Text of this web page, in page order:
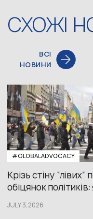
СХОЖІ
ВСІ
НОВИНИ
#GLOBALADVOCACY
Крізь стіну “лівих”
обіцянок
JULY 3,2026